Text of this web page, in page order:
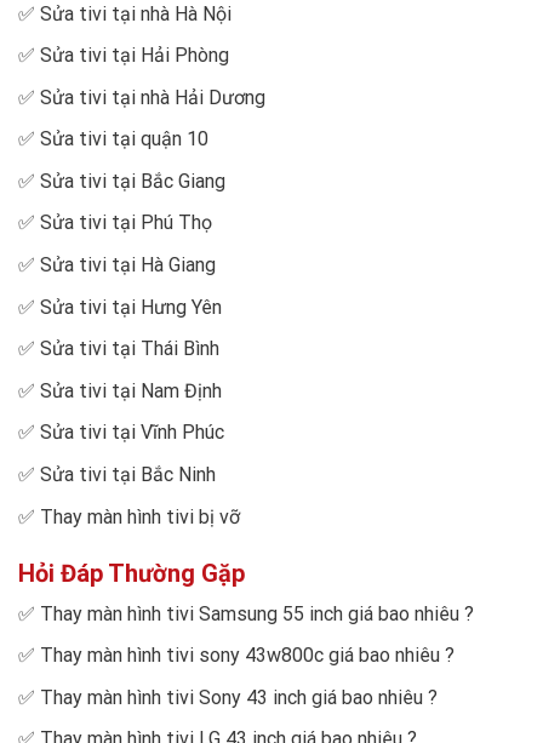
✅ Sửa tivi tại nhà Hà Nội
✅ Sửa tivi tại Hải Phòng
✅ Sửa tivi tại nhà Hải Dương
✅ Sửa tivi tại quận 10
✅ Sửa tivi tại Bắc Giang
✅ Sửa tivi tại Phú Thọ
✅ Sửa tivi tại Hà Giang
✅ Sửa tivi tại Hưng Yên
✅ Sửa tivi tại Thái Bình
✅ Sửa tivi tại Nam Định
✅ Sửa tivi tại Vĩnh Phúc
✅ Sửa tivi tại Bắc Ninh
✅ Thay màn hình tivi bị vỡ
Hỏi Đáp Thường Gặp
✅ Thay màn hình tivi Samsung 55 inch giá bao nhiêu ?
✅ Thay màn hình tivi sony 43w800c giá bao nhiêu ?
✅ Thay màn hình tivi Sony 43 inch giá bao nhiêu ?